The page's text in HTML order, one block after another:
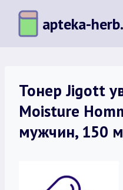
Перейти
содержимому
apteka-
Тонер Jigott
Moisture
мужчин, 150